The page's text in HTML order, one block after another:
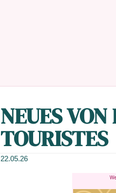
NEUES
TOURISTES
22.05.26